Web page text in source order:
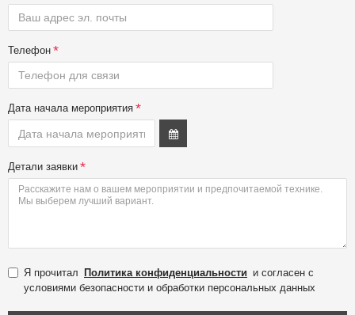
Телефон
Дата начала мероприятия
Детали заявки
Я прочитал Политика конфиденциальности и согласен с
условиями безопасности и обработки персональных данных